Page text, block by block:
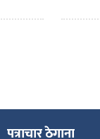
पत्राचार ठेगाना